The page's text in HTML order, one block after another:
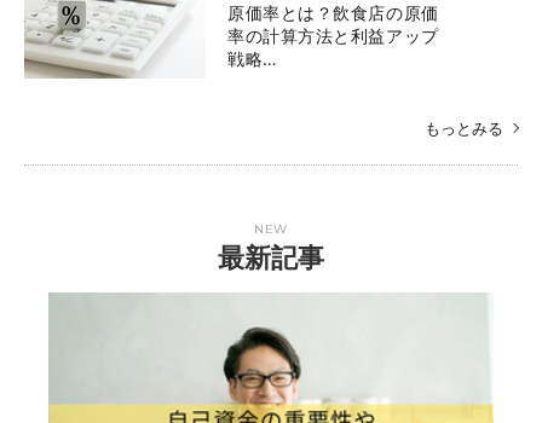
原価率とは？飲食店の原価
率の計算方法と利益アップ
戦略…
もっとみる
NEW
最新記事